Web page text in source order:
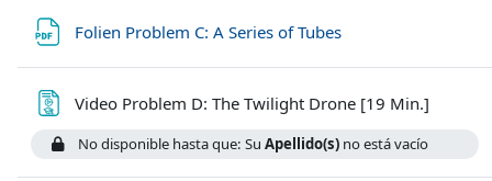
Folien Problem C: A Series of Tubes
Video Problem D: The Twilight Drone [19 Min.]
No disponible hasta que: SuApellido(s) no está vacío